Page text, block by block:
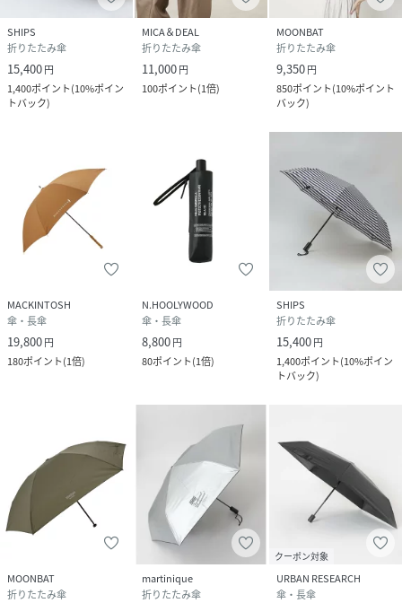
SHIPS
折りたたみ傘
15,400円
1,400ポイント(10%ポイン
トバック)
MICA＆DEAL
折りたたみ傘
11,000円
100ポイント(1倍)
MOONBAT
折りたたみ傘
9,350円
850ポイント(10%ポイント
バック)
MACKINTOSH
傘・長傘
19,800円
180ポイント(1倍)
N.HOOLYWOOD
傘・長傘
8,800円
80ポイント(1倍)
SHIPS
折りたたみ傘
15,400円
1,400ポイント(10%ポイン
トバック)
MOONBAT
折りたたみ傘
martinique
折りたたみ傘
クーポン対象
URBAN RESEARCH
傘・長傘